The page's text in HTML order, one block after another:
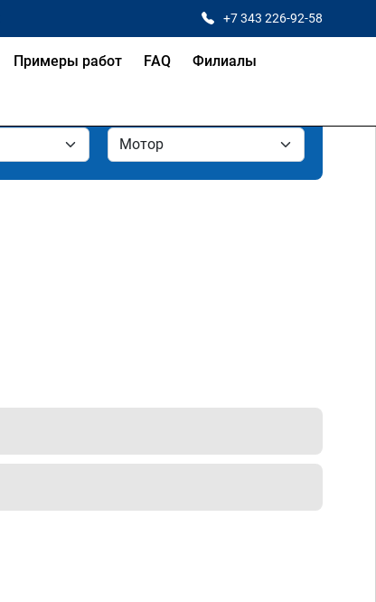
+7 343 226-92-58
Примеры работ FAQ Филиалы